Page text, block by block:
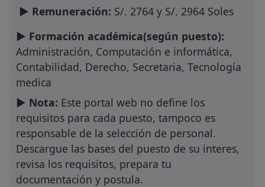
► Remuneración: S/. 2764 y S/. 2964 Soles
► Formación académica(según puesto):
Administración, Computación e informática,
Contabilidad, Derecho, Secretaria, Tecnología
medica
► Nota: Este portal web no define los
requisitos para cada puesto, tampoco es
responsable de la selección de personal.
Descargue las bases del puesto de su interes,
revisa los requisitos, prepara tu
documentación y postula.